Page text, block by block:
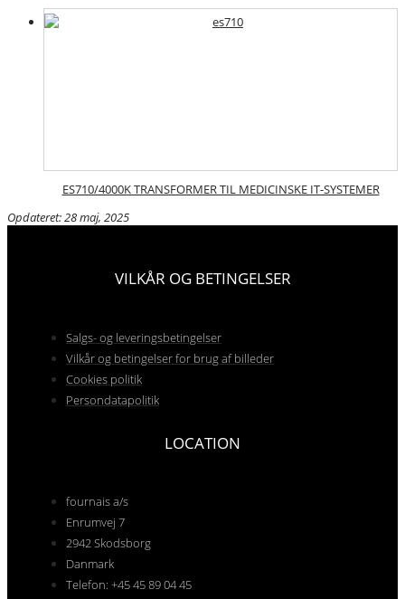
ES710/4000K TRANSFORMER TIL MEDICINSKE IT-SYSTEMER
Opdateret: 28 maj, 2025
VILKÅR OG BETINGELSER
Salgs- og leveringsbetingelser
Vilkår og betingelser for brug af billeder
Cookies politik
Persondatapolitik
LOCATION
fournais a/s
Enrumvej 7
2942 Skodsborg
Danmark
Telefon: +45 45 89 04 45